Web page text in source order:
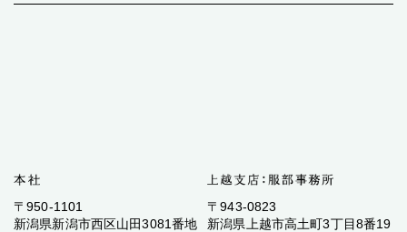
〒950-1101
新潟県新潟市西区山田3081番地
〒943-0823
新潟県上越市高土町3丁目8番19